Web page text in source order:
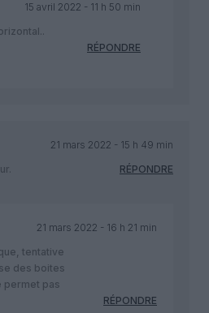
15 avril 2022 - 11 h 50 min
RÉPONDRE
21 mars 2022 - 15 h 49 min
RÉPONDRE
21 mars 2022 - 16 h 21 min
tentative
des boites
permet pas
RÉPONDRE